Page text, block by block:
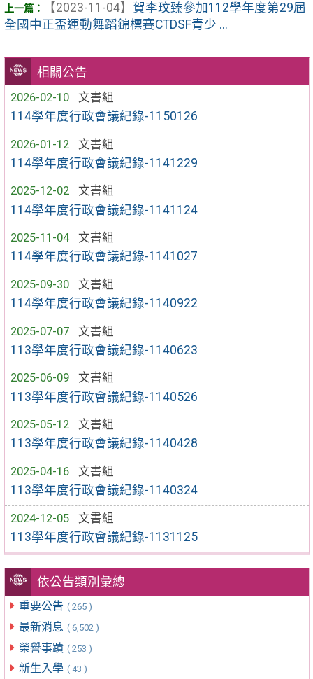
相關公告
2026-02-10
文書組
114學年度行政會議紀錄-1150126
2026-01-12
文書組
114學年度行政會議紀錄-1141229
2025-12-02
文書組
114學年度行政會議紀錄-1141124
2025-11-04
文書組
114學年度行政會議紀錄-1141027
2025-09-30
文書組
114學年度行政會議紀錄-1140922
2025-07-07
文書組
113學年度行政會議紀錄-1140623
2025-06-09
文書組
113學年度行政會議紀錄-1140526
2025-05-12
文書組
113學年度行政會議紀錄-1140428
2025-04-16
文書組
113學年度行政會議紀錄-1140324
2024-12-05
文書組
113學年度行政會議紀錄-1131125
依公告類別彙總
重要公告 ( 265 )
最新消息 ( 6,502 )
榮譽事蹟 ( 253 )
新生入學 ( 43 )
【2023-11-04】 賀李玟臻參加112學年度第29屆
全國中正盃運動舞蹈錦標賽CTDSF青少 ...